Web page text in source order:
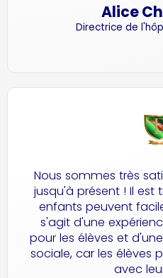
Alice
Directrice de
Nous sommes très
jusqu'à présent ! Il est
enfants peuvent
s'agit d'une
pour les élèves et
sociale, car les élèves
avec